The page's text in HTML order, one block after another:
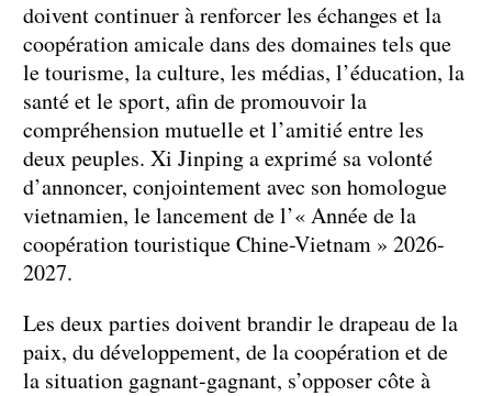
doivent continuer à renforcer les échanges et la
coopération amicale dans des domaines tels que
le tourisme, la culture, les médias, l’éducation, la
santé et le sport, afin de promouvoir la
compréhension mutuelle et l’amitié entre les
deux peuples. Xi Jinping a exprimé sa volonté
d’annoncer, conjointement avec son homologue
vietnamien, le lancement de l’« Année de la
coopération touristique Chine-Vietnam » 2026-
2027.
Les deux parties doivent brandir le drapeau de la
paix, du développement, de la coopération et de
la situation gagnant-gagnant, s’opposer côte à